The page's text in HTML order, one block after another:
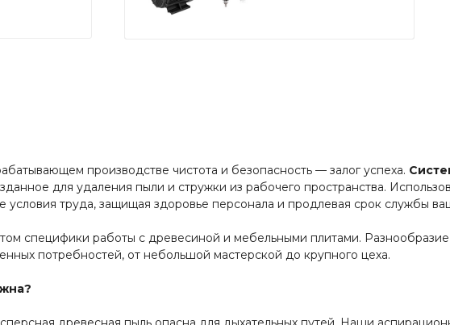
производстве чистота и безопасность — залог успеха.
для удаления пыли и стружки из рабочего пространства.
условия труда, защищая здоровье персонала и продлевая срок службы
специфики работы с древесиной и мебельными плитами.
потребностей, от небольшой мастерской до крупного цеха.